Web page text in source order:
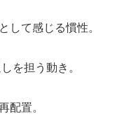
して感じる慣性。
を担う動き。
配置。